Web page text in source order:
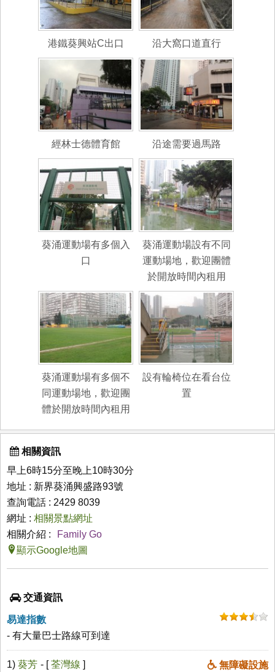
港鐵葵興站C出口 沿大窩口道直行
經林士德體育館 沿途需要過馬路
葵涌運動場有多個入
口
葵涌運動場設有不同
運動場地，歡迎團體
於開放時間內租用
葵涌運動場有多個不
同運動場地，歡迎團
體於開放時間內租用
設有輪椅位在看台位
置
相關資訊
早上6時15分至晚上10時30分
地址 : 新界葵涌興盛路93號
查詢電話 : 2429 8039
網址 : 相關景點網址
相關介紹 :
Family Go
顯示Google地圖
交通資訊
易達指數
- 有大量巴士路線可到達
1) 葵芳 無障礙設施
- [荃灣線 ]